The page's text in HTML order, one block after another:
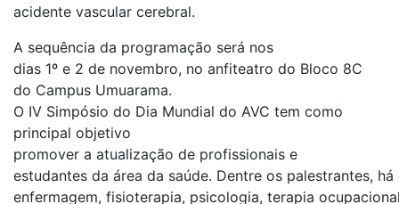
acidente vascular cerebral.
A sequência da programação será nos
dias 1º e 2 de novembro, no anfiteatro do Bloco 8C
do Campus Umuarama.
O IV Simpósio do Dia Mundial do AVC tem como
principal objetivo
promover a atualização de profissionais e
estudantes da área da saúde. Dentre os palestrantes,
enfermagem, fisioterapia, psicologia, terapia